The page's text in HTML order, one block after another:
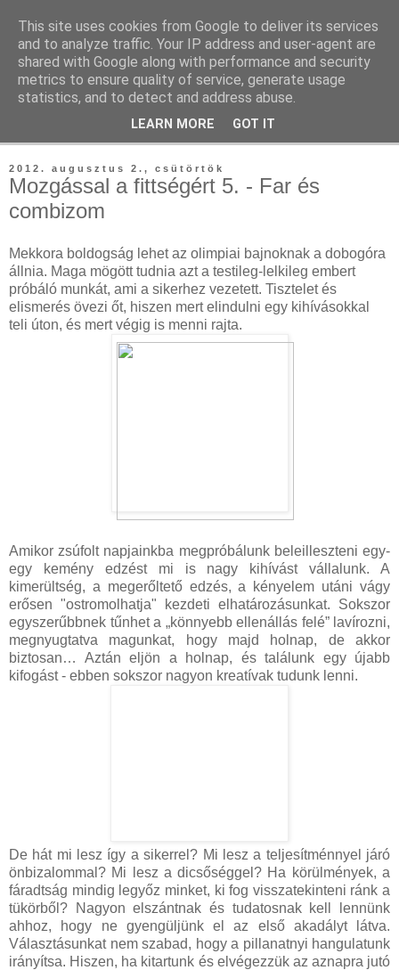
Tutti Fitti
teremtsd meg a tutti formád otthon vagy a szabadban
2012. augusztus 2., csütörtök
Mozgással a fittségért 5. - Far és
combizom
Mekkora boldogság lehet az olimpiai bajnoknak a dobogóra
állnia. Maga mögött tudnia azt a testileg-lelkileg embert
próbáló munkát, ami a sikerhez vezetett. Tisztelet és
elismerés övezi őt, hiszen mert elindulni egy kihívásokkal
teli úton, és mert végig is menni rajta.
Amikor zsúfolt napjainkba megpróbálunk beleilleszteni egy-
egy kemény edzést mi is nagy kihívást vállalunk. A
kimerültség, a megerőltető edzés, a kényelem utáni vágy
erősen "ostromolhatja" kezdeti elhatározásunkat. Sokszor
egyszerűbbnek tűnhet a „könnyebb ellenállás felé” lavírozni,
megnyugtatva magunkat, hogy majd holnap, de akkor
biztosan… Aztán eljön a holnap, és találunk egy újabb
kifogást - ebben sokszor nagyon kreatívak tudunk lenni.
De hát mi lesz így a sikerrel? Mi lesz a teljesítménnyel járó
önbizalommal? Mi lesz a dicsőséggel? Ha körülmények, a
fáradtság mindig legyőz minket, ki fog visszatekinteni ránk a
tükörből? Nagyon elszántnak és tudatosnak kell lennünk
ahhoz, hogy ne gyengüljünk el az első akadályt látva.
Választásunkat nem szabad, hogy a pillanatnyi hangulatunk
irányítsa. Hiszen, ha kitartunk és elvégezzük az aznapra jutó
This site uses cookies from Google to deliver its services
and to analyze traffic. Your IP address and user-agent are
shared with Google along with performance and security
metrics to ensure quality of service, generate usage
statistics, and to detect and address abuse.
LEARN MORE GOT IT